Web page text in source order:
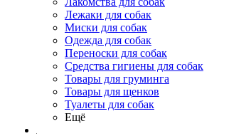
Лежаки для собак
Миски для собак
Одежда для собак
Переноски для собак
Средства гигиены для собак
Товары для груминга
Товары для щенков
Туалеты для собак
Ещё